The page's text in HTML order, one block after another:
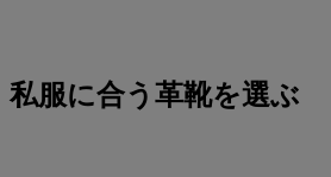
私服に合う革靴を選ぶ